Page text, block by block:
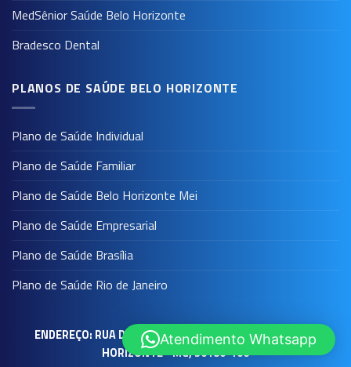
MedSênior Saúde Belo Horizonte
Bradesco Dental
PLANOS DE SAÚDE BELO HORIZONTE
Plano de Saúde Individual
Plano de Saúde Familiar
Plano de Saúde Belo Horizonte Mei
Plano de Saúde Empresarial
Plano de Saúde Brasília
Plano de Saúde Rio de Janeiro
ENDEREÇO: RUA DOS GUAJAJARAS, 910 - CENTRO - BELO
HORIZONTE - MG, 30180-106
Atendimento Whatsapp